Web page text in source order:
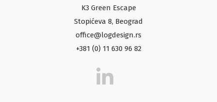
K3 Green Escape
Stopićeva 8, Beograd
office@logdesign.rs
+381 (0) 11 630 96 82